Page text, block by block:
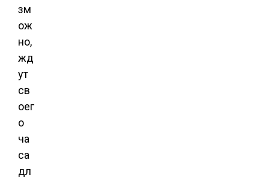
зм
ож
но,
жд
ут
св
оег
о
ча
са
дл